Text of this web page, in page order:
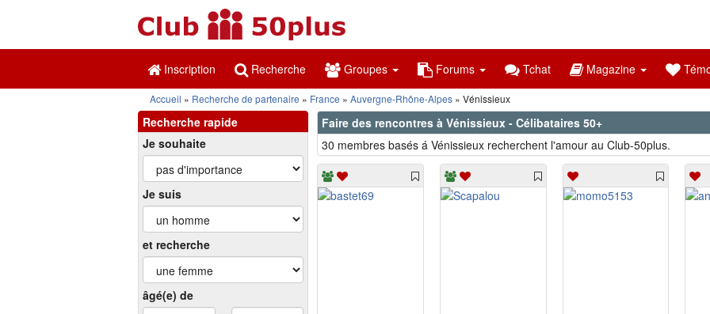
Inscription Recherche Groupes Forums Tchat Magazine
Accueil Recherche de partenaire France Auvergne-Rhône-Alpes Vénissieux
Recherche rapide
Je souhaite
Je suis
et recherche
âgé(e) de
Faire des rencontres à Vénissieux - Célibataires 50+
30 membres basés á Vénissieux recherchent l'amour au Club-50plus.